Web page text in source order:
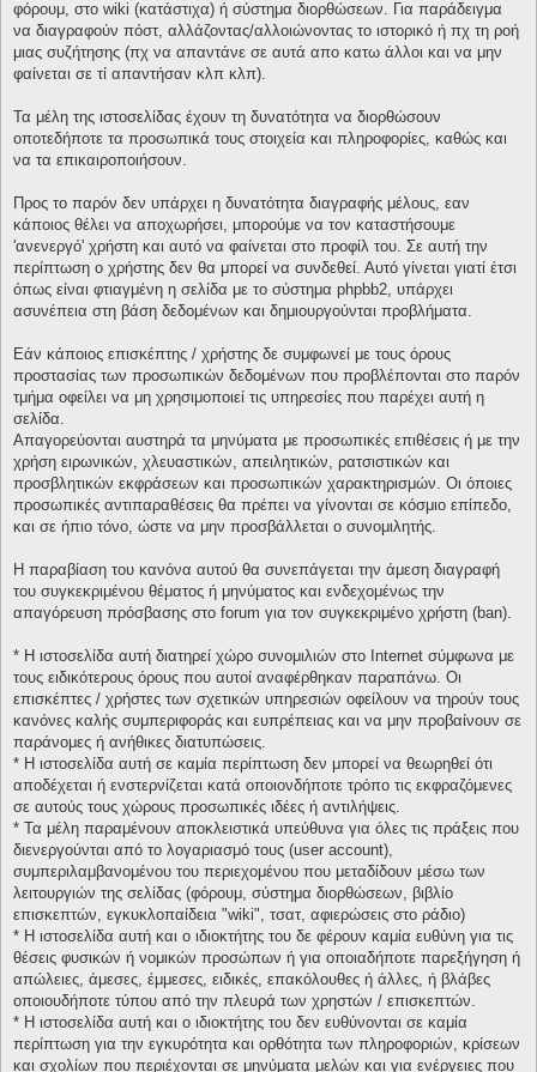
φόρουμ, στο wiki (κατάστιχα) ή σύστημα διορθώσεων. Για παράδειγμα
να διαγραφούν πόστ, αλλάζοντας/αλλοιώνοντας το ιστορικό ή πχ τη ροή
μιας συζήτησης (πχ να απαντάνε σε αυτά απο κατω άλλοι και να μην
φαίνεται σε τί απαντήσαν κλπ κλπ).
Τα μέλη της ιστοσελίδας έχουν τη δυνατότητα να διορθώσουν
οποτεδήποτε τα προσωπικά τους στοιχεία και πληροφορίες, καθώς και
να τα επικαιροποιήσουν.
Προς το παρόν δεν υπάρχει η δυνατότητα διαγραφής μέλους, εαν
κάποιος θέλει να αποχωρήσει, μπορούμε να τον καταστήσουμε
'ανενεργό' χρήστη και αυτό να φαίνεται στο προφίλ του. Σε αυτή την
περίπτωση ο χρήστης δεν θα μπορεί να συνδεθεί. Αυτό γίνεται γιατί έτσι
όπως είναι φτιαγμένη η σελίδα με το σύστημα phpbb2, υπάρχει
ασυνέπεια στη βάση δεδομένων και δημιουργούνται προβλήματα.
Εάν κάποιος επισκέπτης / χρήστης δε συμφωνεί με τους όρους
προστασίας των προσωπικών δεδομένων που προβλέπονται στο παρόν
τμήμα οφείλει να μη χρησιμοποιεί τις υπηρεσίες που παρέχει αυτή η
σελίδα.
Απαγορεύονται αυστηρά τα μηνύματα με προσωπικές επιθέσεις ή με την
χρήση ειρωνικών, χλευαστικών, απειλητικών, ρατσιστικών και
προσβλητικών εκφράσεων και προσωπικών χαρακτηρισμών. Οι όποιες
προσωπικές αντιπαραθέσεις θα πρέπει να γίνονται σε κόσμιο επίπεδο,
και σε ήπιο τόνο, ώστε να μην προσβάλλεται ο συνομιλητής.
Η παραβίαση του κανόνα αυτού θα συνεπάγεται την άμεση διαγραφή
του συγκεκριμένου θέματος ή μηνύματος και ενδεχομένως την
απαγόρευση πρόσβασης στο forum για τον συγκεκριμένο χρήστη (ban).
* H ιστοσελίδα αυτή διατηρεί χώρο συνομιλιών στο Internet σύμφωνα με
τους ειδικότερους όρους που αυτοί αναφέρθηκαν παραπάνω. Οι
επισκέπτες / χρήστες των σχετικών υπηρεσιών οφείλουν να τηρούν τους
κανόνες καλής συμπεριφοράς και ευπρέπειας και να μην προβαίνουν σε
παράνομες ή ανήθικες διατυπώσεις.
* H ιστοσελίδα αυτή σε καμία περίπτωση δεν μπορεί να θεωρηθεί ότι
αποδέχεται ή ενστερνίζεται κατά οποιονδήποτε τρόπο τις εκφραζόμενες
σε αυτούς τους χώρους προσωπικές ιδέες ή αντιλήψεις.
* Τα μέλη παραμένουν αποκλειστικά υπεύθυνα για όλες τις πράξεις που
διενεργούνται από το λογαριασμό τους (user account),
συμπεριλαμβανομένου του περιεχομένου που μεταδίδουν μέσω των
λειτουργιών της σελίδας (φόρουμ, σύστημα διορθώσεων, βιβλίο
επισκεπτών, εγκυκλοπαίδεια "wiki", τσατ, αφιερώσεις στο ράδιο)
* H ιστοσελίδα αυτή και ο ιδιοκτήτης του δε φέρουν καμία ευθύνη για τις
θέσεις φυσικών ή νομικών προσώπων ή για οποιαδήποτε παρεξήγηση ή
απώλειες, άμεσες, έμμεσες, ειδικές, επακόλουθες ή άλλες, ή βλάβες
οποιουδήποτε τύπου από την πλευρά των χρηστών / επισκεπτών.
* H ιστοσελίδα αυτή και ο ιδιοκτήτης του δεν ευθύνονται σε καμία
περίπτωση για την εγκυρότητα και ορθότητα των πληροφοριών, κρίσεων
και σχολίων που περιέχονται σε μηνύματα μελών και για ενέργειες που